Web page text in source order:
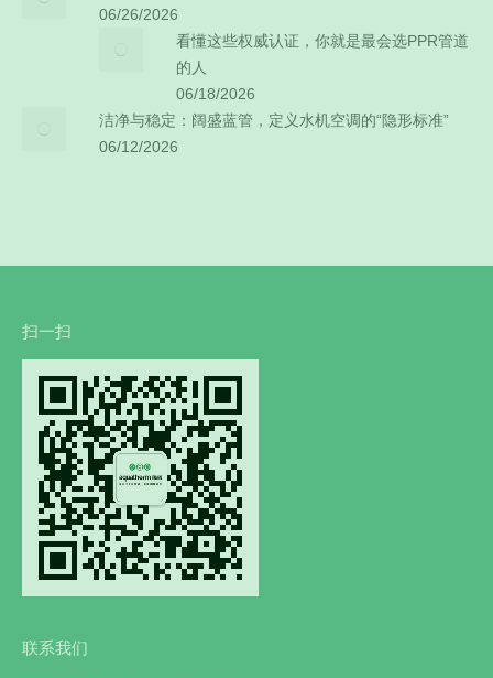
06/26/2026
看懂这些权威认证，你就是最会选PPR管道
的人
06/18/2026
洁净与稳定：阔盛蓝管，定义水机空调的“隐形标准”
06/12/2026
扫一扫
联系我们